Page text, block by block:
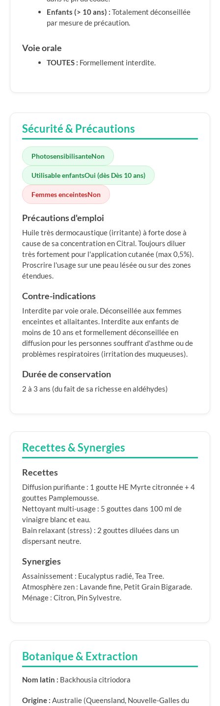
Enfants (> 10 ans) : Totalement déconseillée
par mesure de précaution.
Voie orale
TOUTES : Formellement interdite.
Sécurité & Précautions
PhotosensibilisanteNon
Utilisable enfantsOui (dès Dès 10 ans)
Femmes enceintesNon
Précautions d'emploi
Huile très dermocaustique (irritante) à forte dose à
cause de sa concentration en Citral. Toujours diluer
très fortement pour l'application cutanée (max 0,5%).
Proscrire l'usage sur une peau lésée ou sur des zones
étendues.
Contre-indications
Interdite par voie orale. Déconseillée aux femmes
enceintes et allaitantes. Interdite aux enfants de
moins de 10 ans et formellement déconseillée en
diffusion pour les personnes souffrant d'asthme ou de
problèmes respiratoires (irritation des muqueuses).
Durée de conservation
2 à 3 ans (du fait de sa richesse en aldéhydes)
Recettes & Synergies
Recettes
Diffusion purifiante : 1 goutte HE Myrte citronnée + 4
gouttes Pamplemousse.
Nettoyant multi-usage : 5 gouttes dans 100 ml de
vinaigre blanc et eau.
Bain relaxant (stress) : 2 gouttes diluées dans un
dispersant neutre.
Synergies
Assainissement : Eucalyptus radié, Tea Tree.
Atmosphère zen : Lavande fine, Petit Grain Bigarade.
Ménage : Citron, Pin Sylvestre.
Botanique & Extraction
Nom latin : Backhousia citriodora
Origine : Australie (Queensland, Nouvelle-Galles du